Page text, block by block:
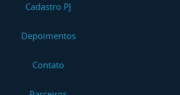
Cadastro PJ
Depoimentos
Contato